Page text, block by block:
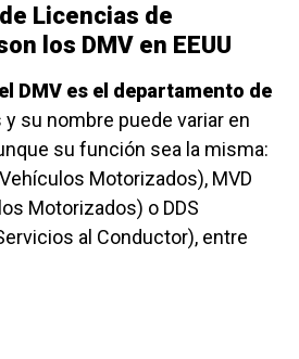
Licencias de
los DMV en EEUU
el DMV es el departamento de
y su nombre puede variar en
su función sea la misma:
Motorizados), MVD
Motorizados) o DDS
al Conductor), entre